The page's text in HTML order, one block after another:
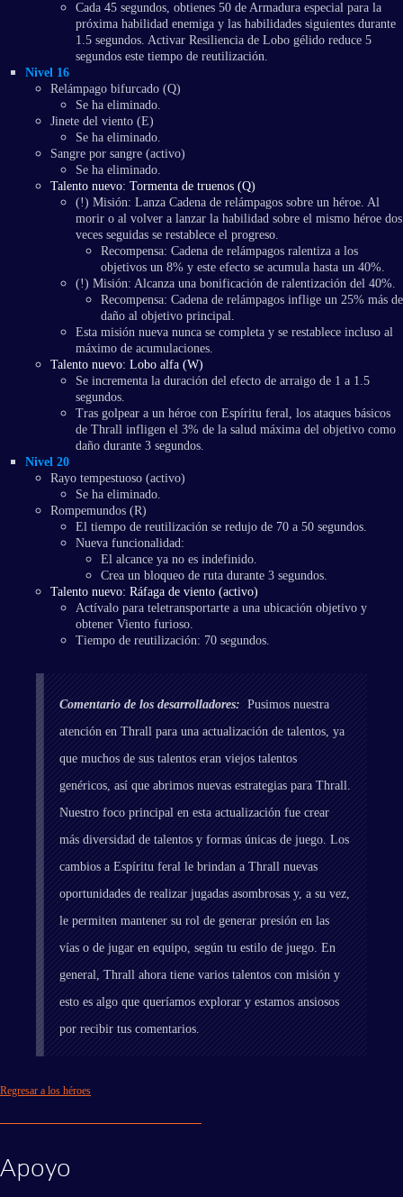
Cada 45 segundos, obtienes 50 de Armadura especial para la
próxima habilidad enemiga y las habilidades siguientes durante
1.5 segundos. Activar Resiliencia de Lobo gélido reduce 5
segundos este tiempo de reutilización.
Nivel 16
Relámpago bifurcado (Q)
Se ha eliminado.
Jinete del viento (E)
Se ha eliminado.
Sangre por sangre (activo)
Se ha eliminado.
Talento nuevo: Tormenta de truenos (Q)
(!) Misión: Lanza Cadena de relámpagos sobre un héroe. Al
morir o al volver a lanzar la habilidad sobre el mismo héroe dos
veces seguidas se restablece el progreso.
Recompensa: Cadena de relámpagos ralentiza a los
objetivos un 8% y este efecto se acumula hasta un 40%.
(!) Misión: Alcanza una bonificación de ralentización del 40%.
Recompensa: Cadena de relámpagos inflige un 25% más de
daño al objetivo principal.
Esta misión nueva nunca se completa y se restablece incluso al
máximo de acumulaciones.
Talento nuevo: Lobo alfa (W)
Se incrementa la duración del efecto de arraigo de 1 a 1.5
segundos.
Tras golpear a un héroe con Espíritu feral, los ataques básicos
de Thrall infligen el 3% de la salud máxima del objetivo como
daño durante 3 segundos.
Nivel 20
Rayo tempestuoso (activo)
Se ha eliminado.
Rompemundos (R)
El tiempo de reutilización se redujo de 70 a 50 segundos.
Nueva funcionalidad:
El alcance ya no es indefinido.
Crea un bloqueo de ruta durante 3 segundos.
Talento nuevo: Ráfaga de viento (activo)
Actívalo para teletransportarte a una ubicación objetivo y
obtener Viento furioso.
Tiempo de reutilización: 70 segundos.
Comentario de los desarrolladores:Pusimos nuestra
atención en Thrall para una actualización de talentos, ya
que muchos de sus talentos eran viejos talentos
genéricos, así que abrimos nuevas estrategias para Thrall.
Nuestro foco principal en esta actualización fue crear
más diversidad de talentos y formas únicas de juego. Los
cambios a Espíritu feral le brindan a Thrall nuevas
oportunidades de realizar jugadas asombrosas y, a su vez,
le permiten mantener su rol de generar presión en las
vías o de jugar en equipo, según tu estilo de juego. En
general, Thrall ahora tiene varios talentos con misión y
esto es algo que queríamos explorar y estamos ansiosos
por recibir tus comentarios.
Regresar a los héroes
Apoyo